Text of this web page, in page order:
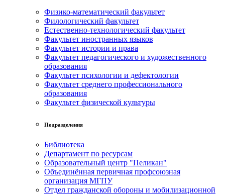
Физико-математический факультет
Филологический факультет
Естественно-технологический факультет
Факультет иностранных языков
Факультет истории и права
Факультет педагогического и художественного
образования
Факультет психологии и дефектологии
Факультет среднего профессионального
образования
Факультет физической культуры
Подразделения
Библиотека
Департамент по ресурсам
Образовательный центр "Пеликан"
Объединённая первичная профсоюзная
организация МГПУ
Отдел гражданской обороны и мобилизационной